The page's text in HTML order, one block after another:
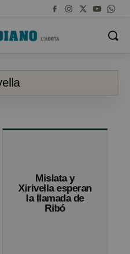
Mislata y
Xirivella esperan
la llamada de
Ribó